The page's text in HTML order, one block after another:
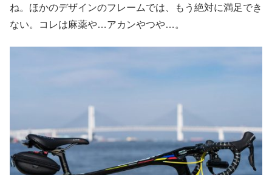
ね。ほかのデザインのフレームでは、もう絶対に満足でき
ない。コレは麻薬や…アカンやつや…。